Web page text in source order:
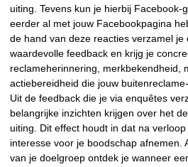
uiting. Tevens kun je hierbij Facebook-
eerder al met jouw Facebookpagina
de hand van deze reacties verzamel je
waardevolle feedback en krijg je
reclameherinnering, merkbekendheid,
actiebereidheid die jouw
Uit de feedback die je via enquêtes
belangrijke inzichten krijgen over het
uiting. Dit effect houdt in dat na
interesse voor je boodschap afnemen.
van je doelgroep ontdek je wanneer